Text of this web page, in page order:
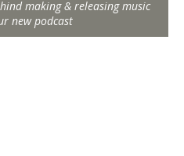
making & releasing music
new podcast